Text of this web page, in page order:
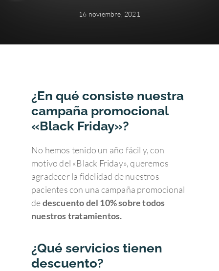
16 noviembre, 2021
¿En qué consiste nuestra
campaña promocional
«Black Friday»?
No hemos tenido un año fácil y, con
motivo del «Black Friday», queremos
agradecer la fidelidad de nuestros
pacientes con una campaña promocional
dedescuento del 10% sobre todos
nuestros tratamientos.
¿Qué servicios tienen
descuento?